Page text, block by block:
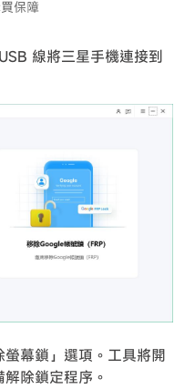
線將三星手機連接到
幕鎖」選項。工具將開
除鎖定程序。